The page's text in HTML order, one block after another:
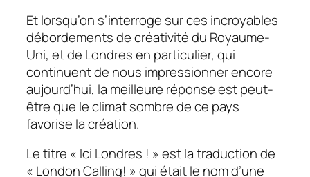
Et lorsqu’on s’interroge sur ces incroyables
débordements de créativité du Royaume-
Uni, et de Londres en particulier, qui
continuent de nous impressionner encore
aujourd’hui, la meilleure réponse est peut-
être que le climat sombre de ce pays
favorise la création.
Le titre « Ici Londres ! » est la traduction de
« London Calling! » qui était le nom d’une